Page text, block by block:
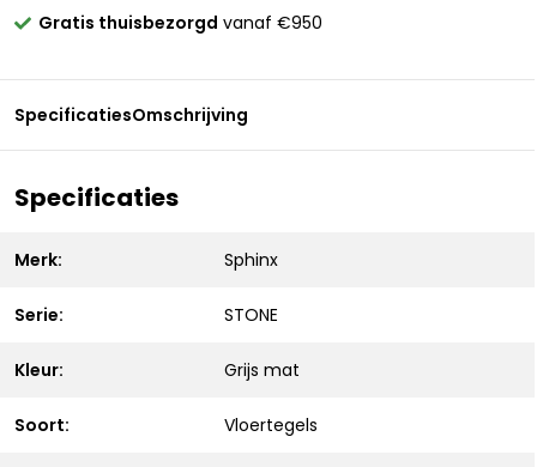
Gratis thuisbezorgd vanaf €950
SpecificatiesOmschrijving
Specificaties
Merk: Sphinx
Serie: STONE
Kleur: Grijs mat
Soort: Vloertegels